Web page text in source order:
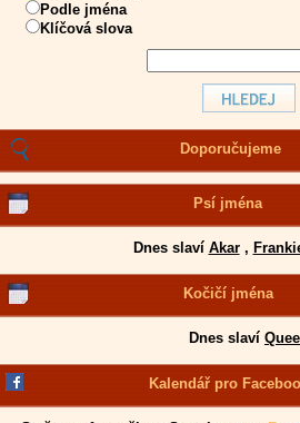
Podle jména
Klíčová slova
Doporučujeme
Psí jména
Dnes slaví Akar,
Kočičí jména
Dnes slaví
Kalendář pro